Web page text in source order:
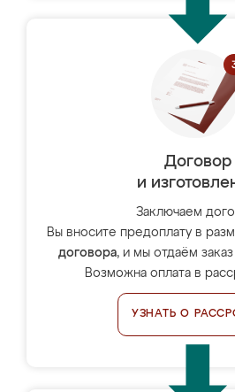
Договор
и
Заключаем
Вы вносите предоплату в
договора, и мы отдаём
Возможна оплата в
УЗНАТЬ О